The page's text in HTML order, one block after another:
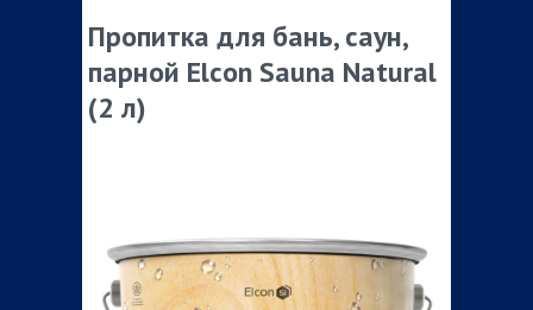
Пропитка для бань, саун,
парной Elcon Sauna Natural
(2 л)